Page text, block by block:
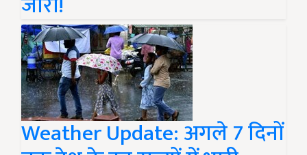
Weather Update: अगले 7 दिनों